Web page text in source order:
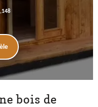
bois de